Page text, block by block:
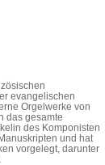
evangelischen
Orgelwerke von
das gesamte
des Komponisten
und hat
vorgelegt, darunter